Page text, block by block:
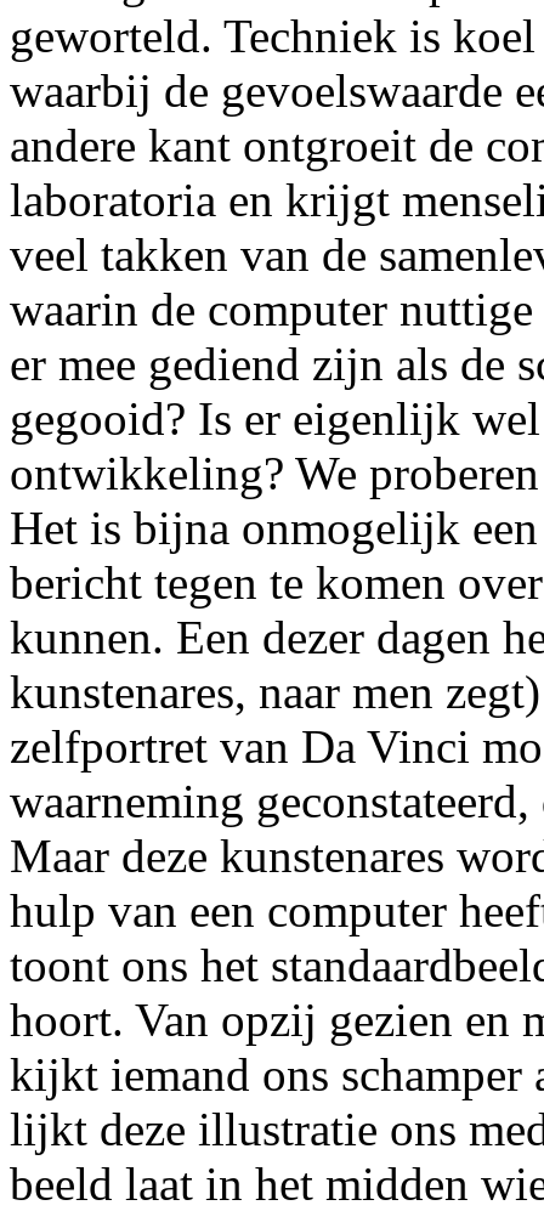
geworteld. Techniek is
waarbij de gevoelswaarde
andere kant ontgroeit de
laboratoria en krijgt
veel takken van de
waarin de computer
er mee gediend zijn als de
gegooid? Is er eigenlijk
ontwikkeling? We
Het is bijna onmogelijk
bericht tegen te komen
kunnen. Een dezer dagen
kunstenares, naar men
zelfportret van Da Vinci
waarneming
Maar deze kunstenares
hulp van een computer
toont ons het
hoort. Van opzij gezien en
kijkt iemand ons schamper
lijkt deze illustratie ons
beeld laat in het midden